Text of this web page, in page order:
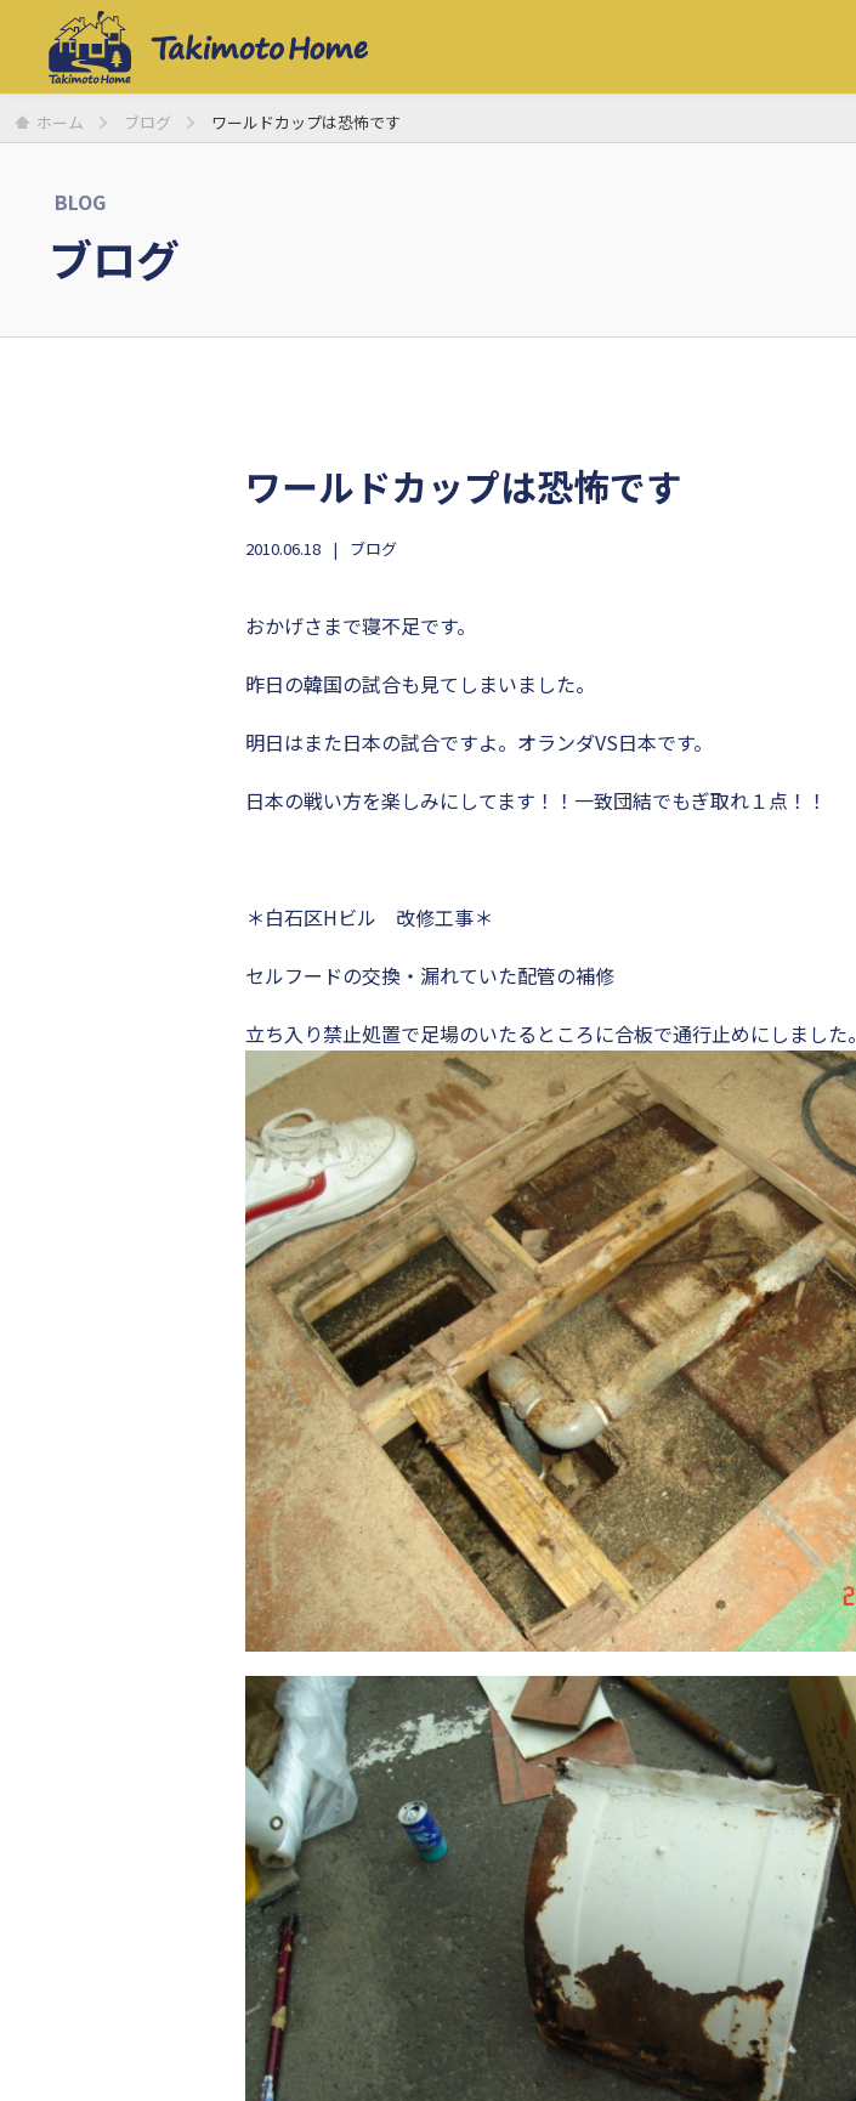
ホーム ブログ ワールドカップは恐怖です
BLOG
ブログ
ワールドカップは恐怖です
2010.06.18 ブログ
おかげさまで寝不足です。
昨日の韓国の試合も見てしまいました。
明日はまた日本の試合ですよ。オランダVS日本です。
日本の戦い方を楽しみにしてます！！一致団結でもぎ取れ１点！！
＊白石区Hビル 改修工事＊
セルフードの交換・漏れていた配管の補修
立ち入り禁止処置で足場のいたるところに合板で通行止めにしました。